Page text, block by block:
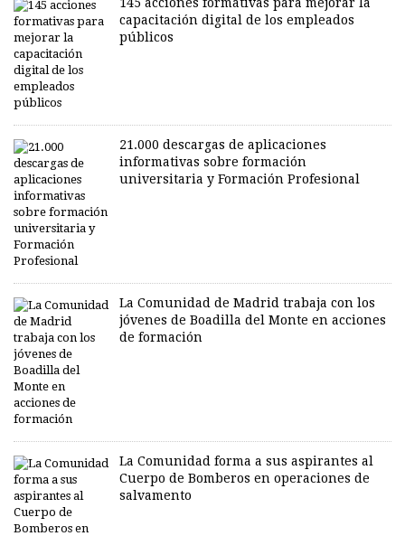
capacitación digital de los empleados
públicos
21.000 descargas de aplicaciones
informativas sobre formación
universitaria y Formación Profesional
La Comunidad de Madrid trabaja con los
jóvenes de Boadilla del Monte en acciones
de formación
La Comunidad forma a sus aspirantes al
Cuerpo de Bomberos en operaciones de
salvamento